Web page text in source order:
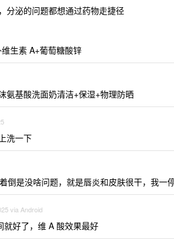
分泌的问题都想通过药物走捷径
生素 A+葡萄糖酸锌
氨基酸洗面奶清洁+保湿+物理防晒
洗一下
倒是没啥问题，就是唇炎和皮肤很干，我一
via Android
就好了，维 A 酸效果最好